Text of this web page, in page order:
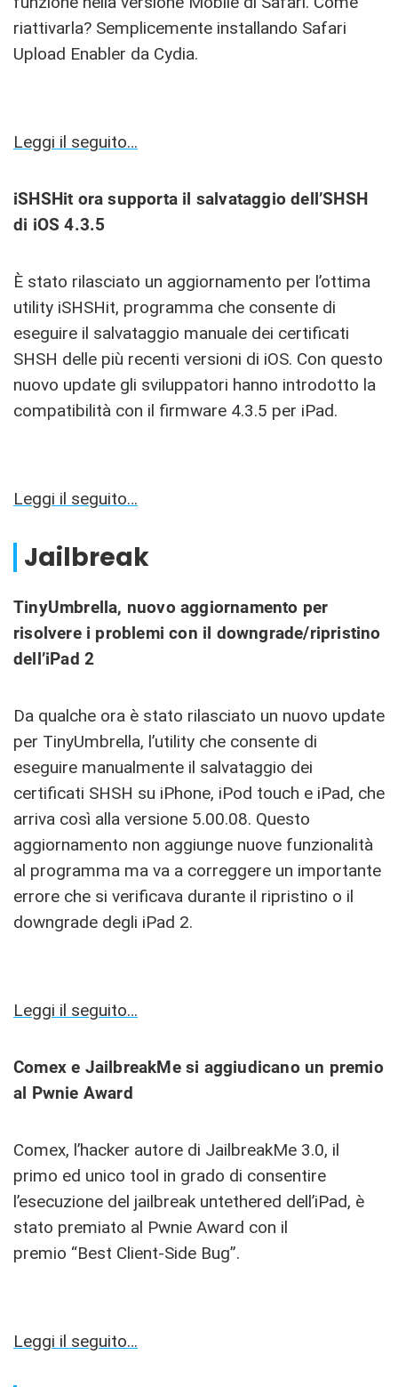
riattivarla? Semplicemente installando Safari
Upload Enabler da Cydia.
Leggi il seguito…
iSHSHit ora supporta il salvataggio dell’SHSH
di iOS 4.3.5
È stato rilasciato un aggiornamento per l’ottima
utility iSHSHit, programma che consente di
eseguire il salvataggio manuale dei certificati
SHSH delle più recenti versioni di iOS. Con questo
nuovo update gli sviluppatori hanno introdotto la
compatibilità con il firmware 4.3.5 per iPad.
Leggi il seguito…
Jailbreak
TinyUmbrella, nuovo aggiornamento per
risolvere i problemi con il downgrade/ripristino
dell’iPad 2
Da qualche ora è stato rilasciato un nuovo update
per TinyUmbrella, l’utility che consente di
eseguire manualmente il salvataggio dei
certificati SHSH su iPhone, iPod touch e iPad, che
arriva così alla versione 5.00.08. Questo
aggiornamento non aggiunge nuove funzionalità
al programma ma va a correggere un importante
errore che si verificava durante il ripristino o il
downgrade degli iPad 2.
Leggi il seguito…
Comex e JailbreakMe si aggiudicano un premio
al Pwnie Award
Comex, l’hacker autore di JailbreakMe 3.0, il
primo ed unico tool in grado di consentire
l’esecuzione del jailbreak untethered dell’iPad, è
stato premiato al Pwnie Award con il
premio “Best Client-Side Bug”.
Leggi il seguito…